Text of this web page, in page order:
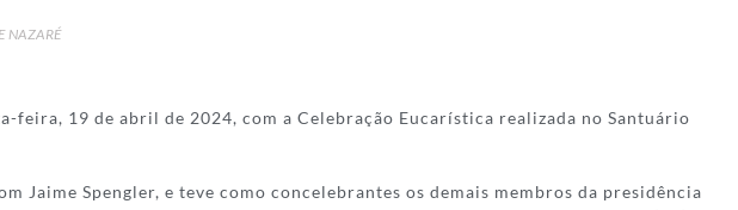
NAZARÉ
feira, 19 de abril de 2024, com a Celebração Eucarística realizada no Santuário
Jaime Spengler, e teve como concelebrantes os demais membros da presidência